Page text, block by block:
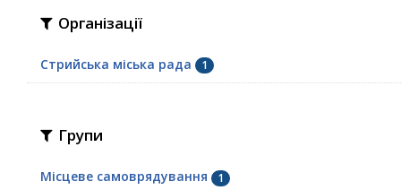
Організації
Стрийська міська рада 1
Групи
Місцеве самоврядування 1